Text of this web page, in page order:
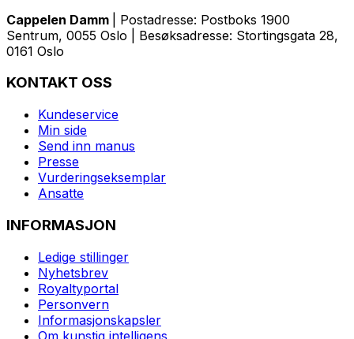
Cappelen Damm
| Postadresse: Postboks 1900
Sentrum, 0055 Oslo | Besøksadresse: Stortingsgata 28,
0161 Oslo
KONTAKT OSS
Kundeservice
Min side
Send inn manus
Presse
Vurderingseksemplar
Ansatte
INFORMASJON
Ledige stillinger
Nyhetsbrev
Royaltyportal
Personvern
Informasjonskapsler
Om kunstig intelligens